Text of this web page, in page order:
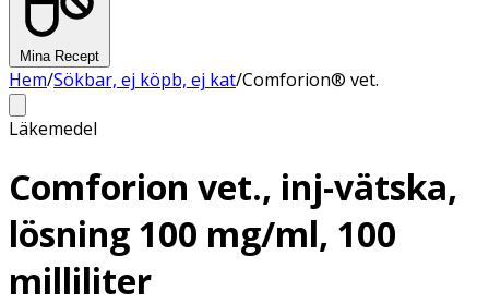
Mina Recept
Hem/Sökbar, ej köpb, ej kat/Comforion® vet.
Läkemedel
Comforion vet., inj-vätska,
lösning 100 mg/ml, 100
milliliter